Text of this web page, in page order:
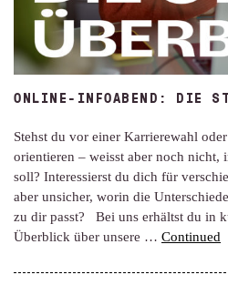
ONLINE-INFOABEND: DIE
Stehst du vor einer Karrierewahl
orientieren – weisst aber noch nicht,
soll? Interessierst du dich für
aber unsicher, worin die
zu dir passt? Bei uns erhältst du in
Überblick über unsere … Continued